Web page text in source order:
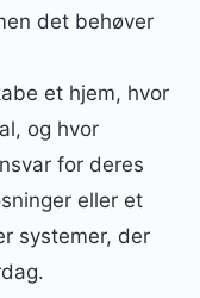
det behøver
et hjem, hvor
og hvor
for deres
eller et
systemer, der